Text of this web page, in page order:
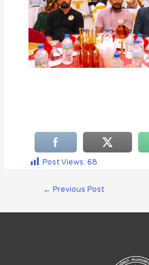
Post Views: 68
← Previous Post